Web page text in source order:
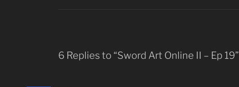
6 Replies to “Sword Art Online II – Ep 19”